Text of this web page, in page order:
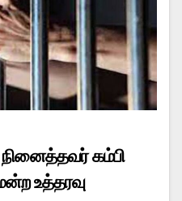
கம்பி
உத்தரவு